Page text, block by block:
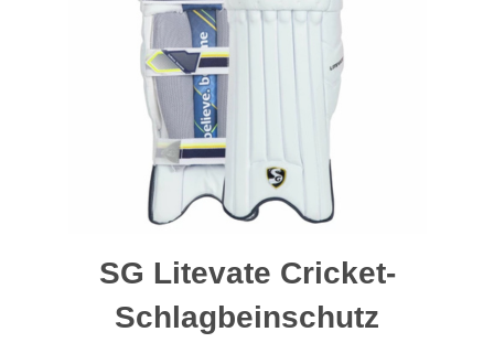
SG Litevate Cricket-
Schlagbeinschutz